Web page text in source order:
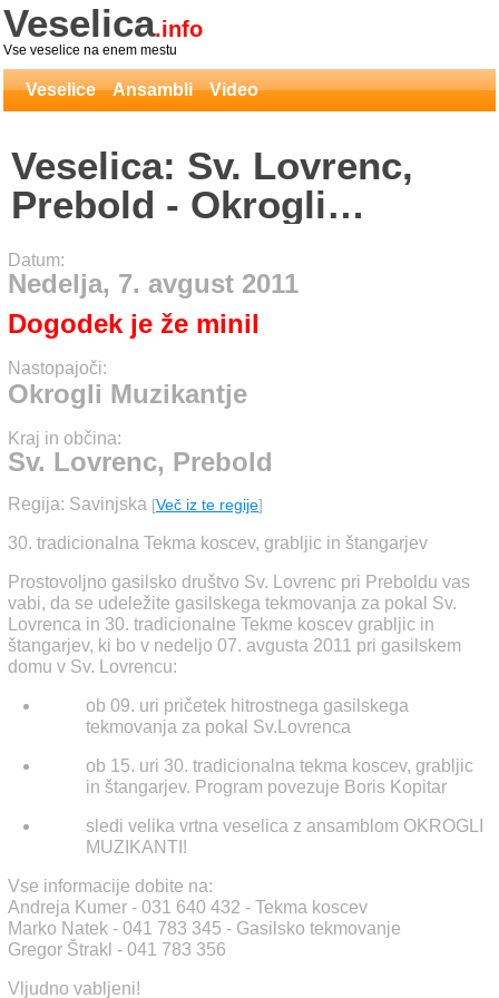
Veselica.info
Vse veselice na enem mestu
Veselice Ansambli Video
Veselica: Sv. Lovrenc,
Prebold - Okrogli
Muzikantje
Datum:
Nedelja, 7. avgust 2011
Dogodek je že minil
Nastopajoči:
Okrogli Muzikantje
Kraj in občina:
Sv. Lovrenc, Prebold
Regija: Savinjska [Več iz te regije]
30. tradicionalna Tekma koscev, grabljic in štangarjev
Prostovoljno gasilsko društvo Sv. Lovrenc pri Preboldu vas
vabi, da se udeležite gasilskega tekmovanja za pokal Sv.
Lovrenca in 30. tradicionalne Tekme koscev grabljic in
štangarjev, ki bo v nedeljo 07. avgusta 2011 pri gasilskem
domu v Sv. Lovrencu:
ob 09. uri pričetek hitrostnega gasilskega
tekmovanja za pokal Sv.Lovrenca
ob 15. uri 30. tradicionalna tekma koscev, grabljic
in štangarjev. Program povezuje Boris Kopitar
sledi velika vrtna veselica z ansamblom OKROGLI
MUZIKANTI!
Vse informacije dobite na:
Andreja Kumer - 031 640 432 - Tekma koscev
Marko Natek - 041 783 345 - Gasilsko tekmovanje
Gregor Štrakl - 041 783 356
Vljudno vabljeni!